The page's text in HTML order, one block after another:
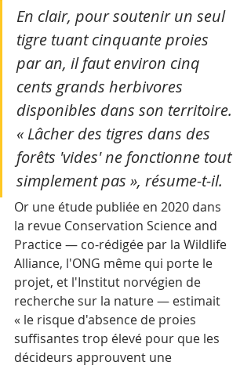
En clair, pour soutenir un seul
tigre tuant cinquante proies
par an, il faut environ cinq
cents grands herbivores
disponibles dans son territoire.
« Lâcher des tigres dans des
forêts 'vides' ne fonctionne tout
simplement pas », résume-t-il.
Or une étude publiée en 2020 dans
la revue Conservation Science and
Practice — co-rédigée par la Wildlife
Alliance, l'ONG même qui porte le
projet, et l'Institut norvégien de
recherche sur la nature — estimait
« le risque d'absence de proies
suffisantes trop élevé pour que les
décideurs approuvent une